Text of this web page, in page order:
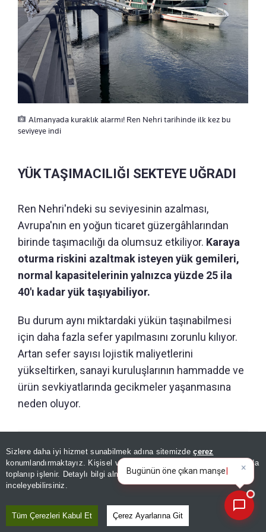
Sizlere daha iyi hizmet sunabilmek adına sitemizdeçerez
konumlandırmaktayız. Kişisel verileriniz, KVKK ve GDPR kapsamında
toplanıp işlenir. Detaylı bilgi almak içinAydınlatma Metnimizi
inceleyebilirsiniz.
Tüm Çerezleri Kabul Et Çerez Ayarlarına Git
Almanyada kuraklık alarmı! Ren Nehri tarihinde ilk kez bu
seviyeye indi
YÜK TAŞIMACILIĞI SEKTEYE UĞRADI
Ren Nehri'ndeki su seviyesinin azalması,
Avrupa'nın en yoğun ticaret güzergâhlarından
birinde taşımacılığı da olumsuz etkiliyor. Karaya
oturma riskini azaltmak isteyen yük gemileri,
normal kapasitelerinin yalnızca yüzde 25 ila
40'ı kadar yük taşıyabiliyor.
Bu durum aynı miktardaki yükün taşınabilmesi
için daha fazla sefer yapılmasını zorunlu kılıyor.
Artan sefer sayısı lojistik maliyetlerini
yükseltirken, sanayi kuruluşlarının hammadde ve
ürün sevkiyatlarında gecikmeler yaşanmasına
neden oluyor.
GÜNÜN ÖZETİ
×
Bugünün öne çıkan manşetleri
ve gelişmeleri neler?